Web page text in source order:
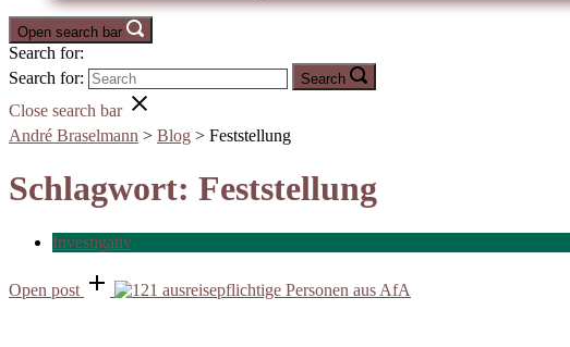
Open search bar
Search for:
Search for:
Search
Close search bar
André Braselmann > Blog > Feststellung
Schlagwort: Feststellung
Investigativ
Open post